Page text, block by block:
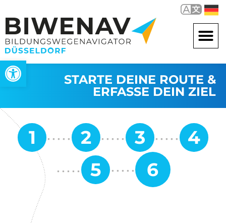
Open toolbar
STARTE DEINE ROUTE &
ERFASSE DEIN ZIEL